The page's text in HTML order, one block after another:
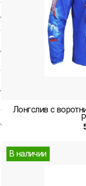
Лонгслив с
В наличии